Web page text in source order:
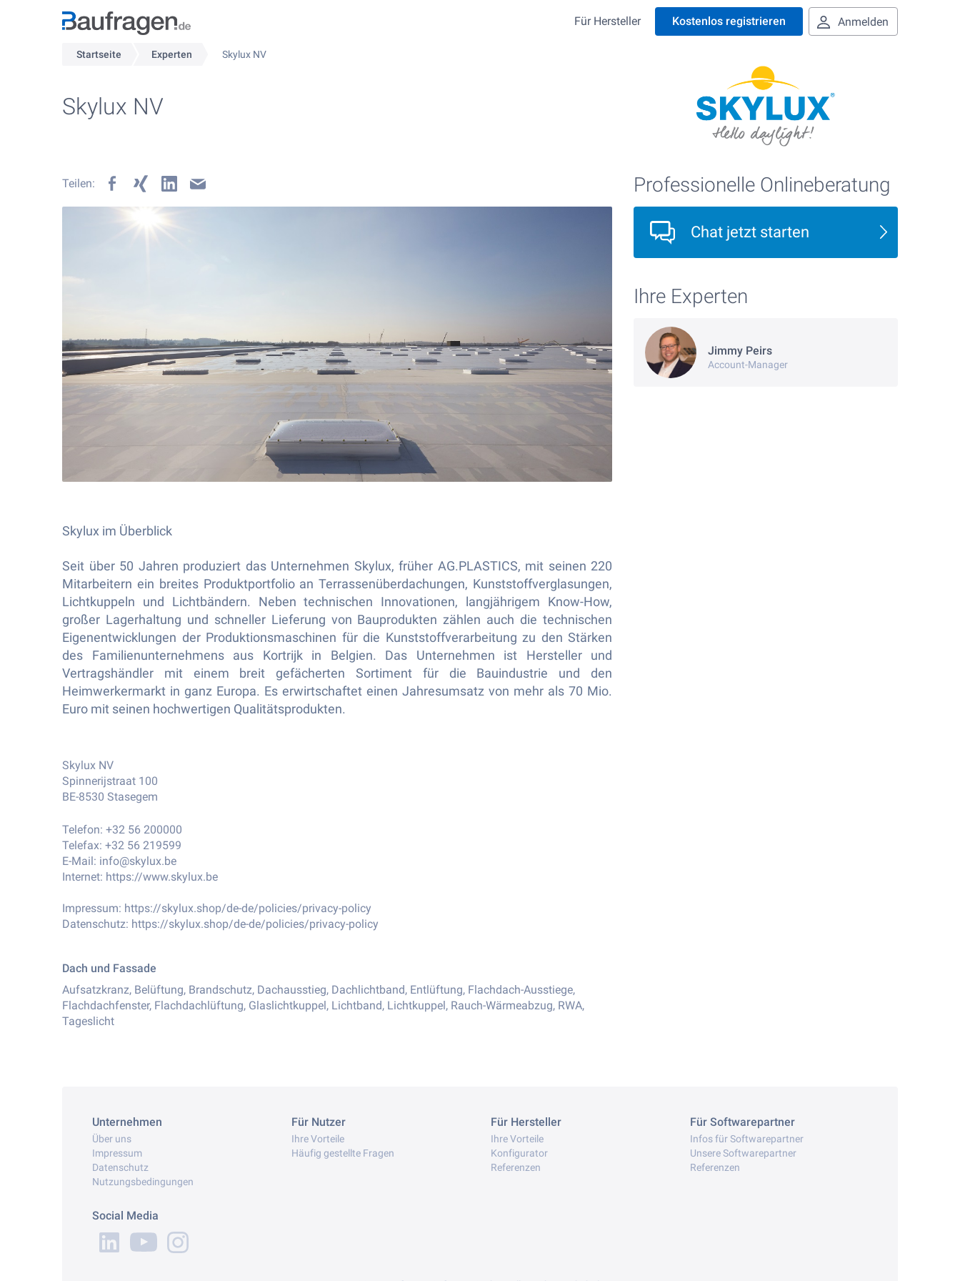
Für Hersteller Kostenlos registrieren Anmelden
Startseite Experten Skylux NV
Skylux NV
Professionelle Onlineberatung
Chat jetzt starten
Ihre Experten
Jimmy Peirs
Account-Manager
Teilen:
Skylux im Überblick
Seit über 50 Jahren produziert das Unternehmen Skylux, früher AG.PLASTICS, mit seinen 220
Mitarbeitern ein breites Produktportfolio an Terrassenüberdachungen, Kunststoffverglasungen,
Lichtkuppeln und Lichtbändern. Neben technischen Innovationen, langjährigem Know-How,
großer Lagerhaltung und schneller Lieferung von Bauprodukten zählen auch die technischen
Eigenentwicklungen der Produktionsmaschinen für die Kunststoffverarbeitung zu den Stärken
des Familienunternehmens aus Kortrijk in Belgien. Das Unternehmen ist Hersteller und
Vertragshändler mit einem breit gefächerten Sortiment für die Bauindustrie und den
Heimwerkermarkt in ganz Europa. Es erwirtschaftet einen Jahresumsatz von mehr als 70 Mio.
Euro mit seinen hochwertigen Qualitätsprodukten.
Skylux NV
Spinnerijstraat 100
BE-8530 Stasegem
Telefon: +32 56 200000
Telefax: +32 56 219599
E-Mail: info@skylux.be
Internet: https://www.skylux.be
Impressum: https://skylux.shop/de-de/policies/privacy-policy
Datenschutz: https://skylux.shop/de-de/policies/privacy-policy
Dach und Fassade
Aufsatzkranz, Belüftung, Brandschutz, Dachausstieg, Dachlichtband, Entlüftung, Flachdach-Ausstiege,
Flachdachfenster, Flachdachlüftung, Glaslichtkuppel, Lichtband, Lichtkuppel, Rauch-Wärmeabzug, RWA,
Tageslicht
Unternehmen
Über uns
Impressum
Datenschutz
Nutzungsbedingungen
Für Nutzer
Ihre Vorteile
Häufig gestellte Fragen
Für Hersteller
Ihre Vorteile
Konfigurator
Referenzen
Für Softwarepartner
Infos für Softwarepartner
Unsere Softwarepartner
Referenzen
Social Media